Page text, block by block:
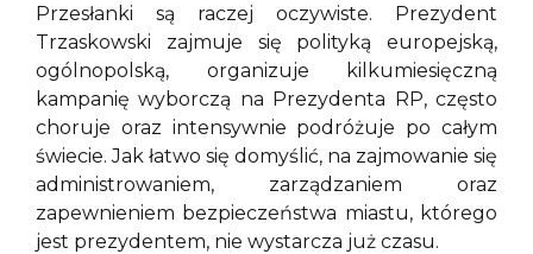
Przesłanki są raczej oczywiste. Prezydent
Trzaskowski zajmuje się polityką europejską,
ogólnopolską, organizuje kilkumiesięczną
kampanię wyborczą na Prezydenta RP, często
choruje oraz intensywnie podróżuje po całym
świecie. Jak łatwo się domyślić, na zajmowanie się
administrowaniem, zarządzaniem oraz
zapewnieniem bezpieczeństwa miastu, którego
jest prezydentem, nie wystarcza już czasu.